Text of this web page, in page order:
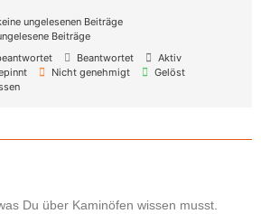
ungelesenen Beiträge
Beiträge
Beantwortet
Aktiv
Nicht genehmigt
Gelöst
Du über Kaminöfen wissen musst.